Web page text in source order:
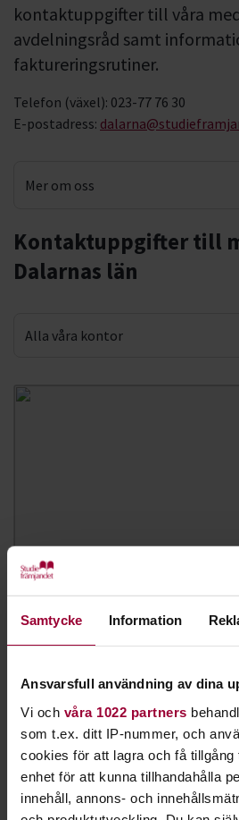
Samtycke Information
Ansvarsfull användning av dina
Vi och våra 1022 partners
som t.ex. ditt IP-nummer, och
cookies för att lagra och få tillgång
enhet för att kunna tillhandahålla
innehåll, annons- och
kontaktuppgifter till våra
avdelningsråd samt
faktureringsrutiner.
Telefon (växel): 023-77 76 30
E-postadress:
Mer om oss
Fakturering
Kontaktuppgifter till
Dalarnas län
Alla våra kontor
Cecilia El Mouhib
Verksamhetscontroller,
Skicka e-post
023-77 76 32